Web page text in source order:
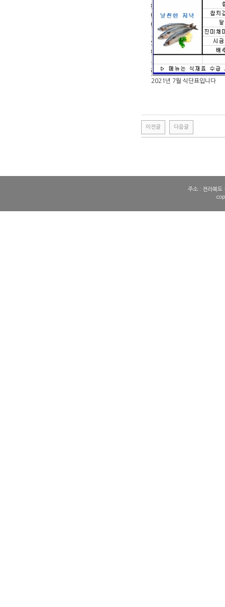
2021년 7월 식단표입니다
이전글 다음글
주소 : 전라북